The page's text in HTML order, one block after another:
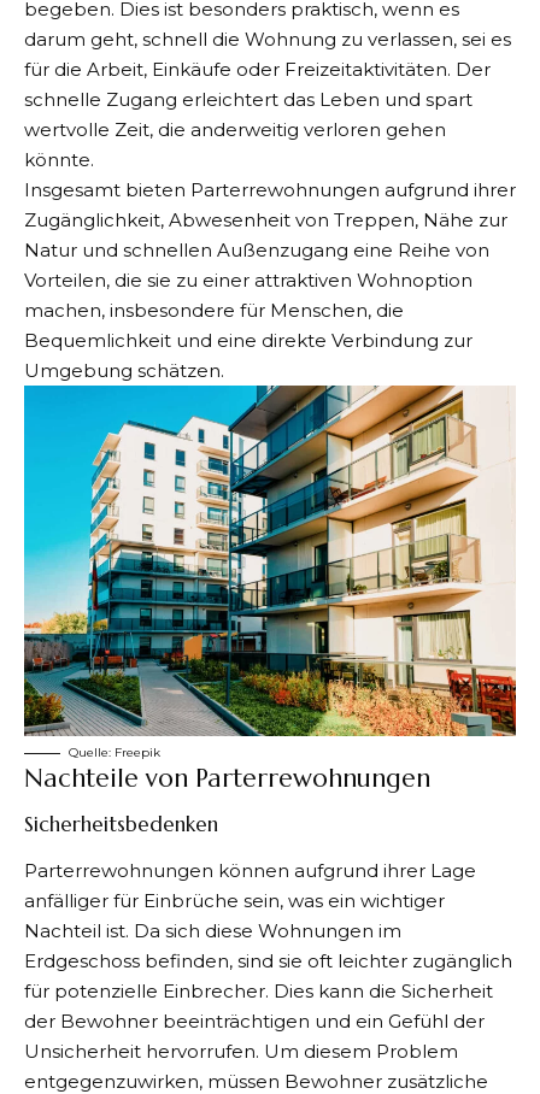
begeben. Dies ist besonders praktisch, wenn es
darum geht, schnell die Wohnung zu verlassen, sei es
für die Arbeit, Einkäufe oder Freizeitaktivitäten. Der
schnelle Zugang erleichtert das Leben und spart
wertvolle Zeit, die anderweitig verloren gehen
könnte.
Insgesamt bieten Parterrewohnungen aufgrund ihrer
Zugänglichkeit, Abwesenheit von Treppen, Nähe zur
Natur und schnellen Außenzugang eine Reihe von
Vorteilen, die sie zu einer attraktiven Wohnoption
machen, insbesondere für Menschen, die
Bequemlichkeit und eine direkte Verbindung zur
Umgebung schätzen.
Quelle: Freepik
Nachteile von Parterrewohnungen
Sicherheitsbedenken
Parterrewohnungen können aufgrund ihrer Lage
anfälliger für Einbrüche sein, was ein wichtiger
Nachteil ist. Da sich diese Wohnungen im
Erdgeschoss befinden, sind sie oft leichter zugänglich
für potenzielle Einbrecher. Dies kann die Sicherheit
der Bewohner beeinträchtigen und ein Gefühl der
Unsicherheit hervorrufen. Um diesem Problem
entgegenzuwirken, müssen Bewohner zusätzliche